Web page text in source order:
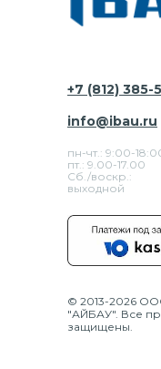
+7 (812) 385-
пн-чт.: 9:00-
пт.: 9.00-17.00
Сб./воскр.:
выходной
info@ibau.ru
© 2013-2026
"АЙБАУ". Все
защищены.